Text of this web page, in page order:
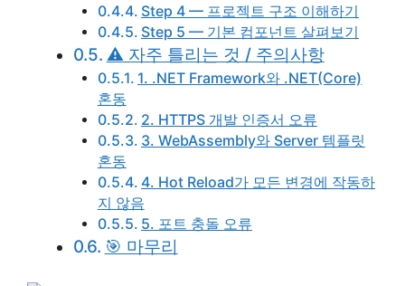
Step 4 — 프로젝트 구조 이해하기
Step 5 — 기본 컴포넌트 살펴보기
⚠️ 자주 틀리는 것 / 주의사항
1. .NET Framework와 .NET(Core)
혼동
2. HTTPS 개발 인증서 오류
3. WebAssembly와 Server 템플릿
혼동
4. Hot Reload가 모든 변경에 작동하
지 않음
5. 포트 충돌 오류
🎯 마무리